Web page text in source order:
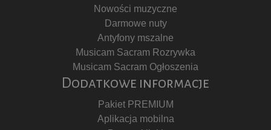
Nowości muzyczne
Darmowe nuty
Antyfony mszalne
Musicam Sacram Rozrywka
Musicam Sacram Ogłoszenia
Dodatkowe informacje
Pakiet PREMIUM
Aplikacja mobilna